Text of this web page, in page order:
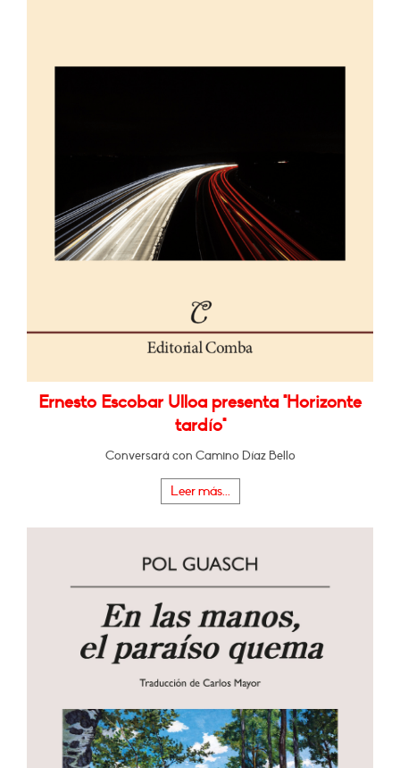
Ernesto Escobar Ulloa presenta "Horizonte
tardío"
Conversará con Camino Díaz Bello
Leer más...